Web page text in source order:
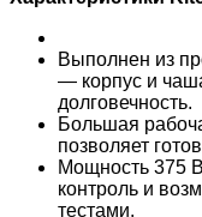
Выполнен из
— корпус и
долговечность.
Большая
позволяет
Мощность 375
контроль и
тестами.